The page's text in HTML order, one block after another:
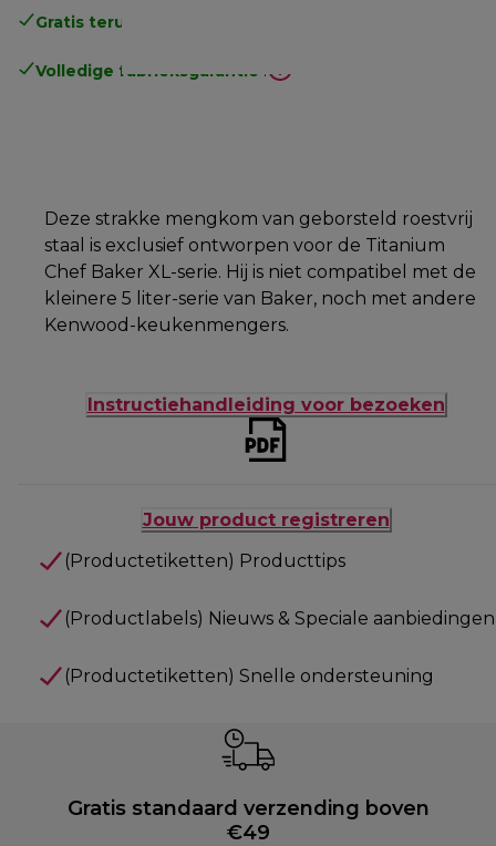
Gratis terugsturen
Volledige fabrieksgarantie .
Deze strakke mengkom van geborsteld roestvrij
staal is exclusief ontworpen voor de Titanium
Chef Baker XL-serie. Hij is niet compatibel met de
kleinere 5 liter-serie van Baker, noch met andere
Kenwood-keukenmengers.
Instructiehandleiding voor bezoeken
Jouw product registreren
(Productetiketten) Producttips
(Productlabels) Nieuws & Speciale aanbiedingen
(Productetiketten) Snelle ondersteuning
Gratis standaard verzending boven
€49